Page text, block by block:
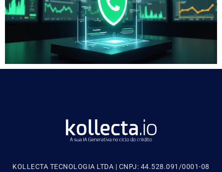
KOLLECTA TECNOLOGIA LTDA | CNPJ: 44.528.091/0001-08